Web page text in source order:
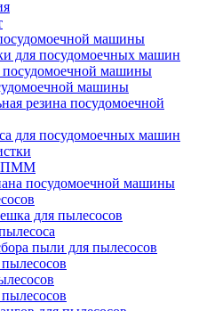
машины
для посудомоечных машин
посудомоечной машины
машины
резина посудомоечной
для посудомоечных машин
ПММ
посудомоечной машины
для пылесосов
пыли для пылесосов